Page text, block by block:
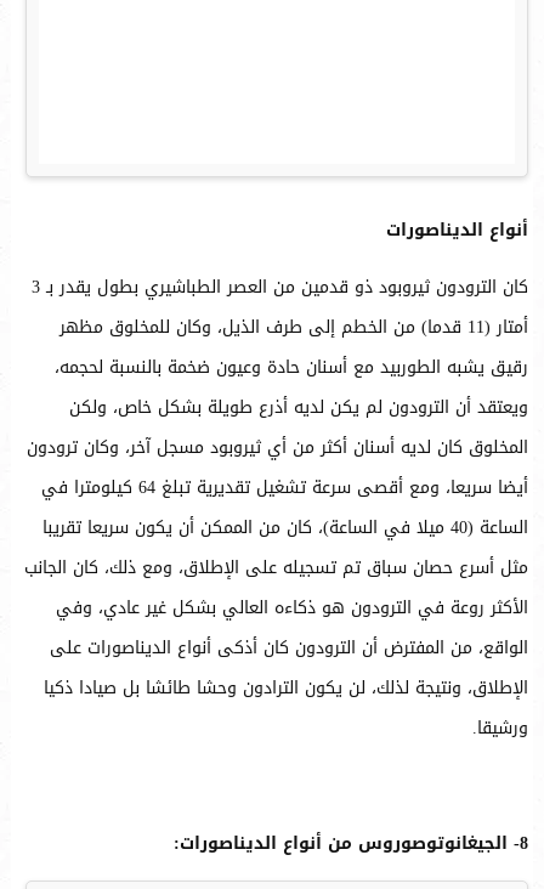
أنواع الديناصورات
كان الترودون ثيروبود ذو قدمين من العصر الطباشيري بطول يقدر بـ 3
أمتار (11 قدما) من الخطم إلى طرف الذيل، وكان للمخلوق مظهر
رقيق يشبه الطوربيد مع أسنان حادة وعيون ضخمة بالنسبة لحجمه،
ويعتقد أن الترودون لم يكن لديه أذرع طويلة بشكل خاص، ولكن
المخلوق كان لديه أسنان أكثر من أي ثيروبود مسجل آخر، وكان ترودون
أيضا سريعا، ومع أقصى سرعة تشغيل تقديرية تبلغ 64 كيلومترا في
الساعة (40 ميلا في الساعة)، كان من الممكن أن يكون سريعا تقريبا
مثل أسرع حصان سباق تم تسجيله على الإطلاق، ومع ذلك، كان الجانب
الأكثر روعة في الترودون هو ذكاءه العالي بشكل غير عادي، وفي
الواقع، من المفترض أن الترودون كان أذكى أنواع الديناصورات على
الإطلاق، ونتيجة لذلك، لن يكون الترادون وحشا طائشا بل صيادا ذكيا
ورشيقا.
8- الجيغانوتوصوروس من أنواع الديناصورات: